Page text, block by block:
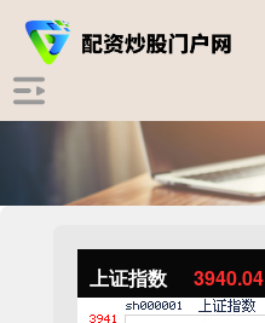
上证指数 3940.04